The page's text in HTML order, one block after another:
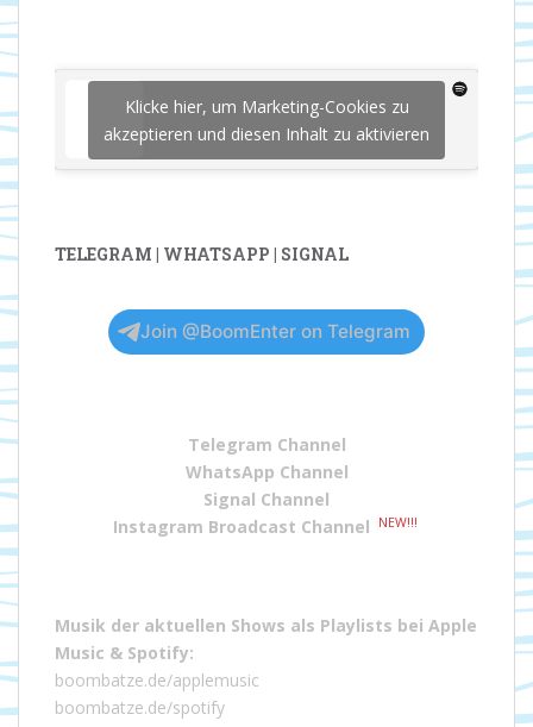
Klicke hier, um Marketing-Cookies zu
akzeptieren und diesen Inhalt zu aktivieren
TELEGRAM | WHATSAPP | SIGNAL
Join @BoomEnter on Telegram
Telegram Channel
WhatsApp Channel
Signal Channel
Instagram Broadcast Channel
NEW!!!
Musik der aktuellen Shows als Playlists bei Apple
Music & Spotify:
boombatze.de/applemusic
boombatze.de/spotify